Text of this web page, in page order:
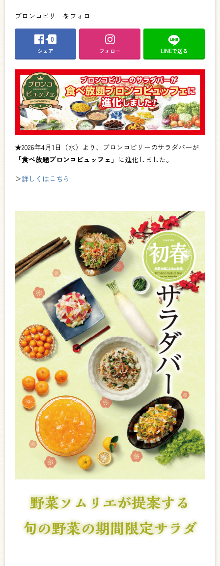
ブロンコビリーをフォロー
0
シェア フォロー LINEで送る
★2026年4月1日（水）より、ブロンコビリーのサラダバーが
「食べ放題ブロンコビュッフェ」 に進化しました。
＞詳しくはこちら